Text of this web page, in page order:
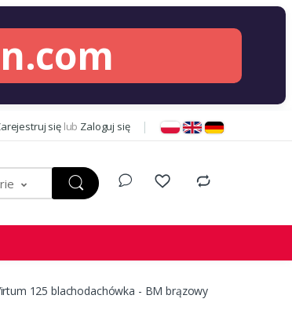
się lub Zaloguj się
125 blachodachówka - BM brązowy